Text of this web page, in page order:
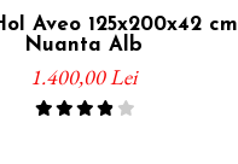
Aveo 125x200x42 cm
Nuanta Alb
1.400,00 Lei